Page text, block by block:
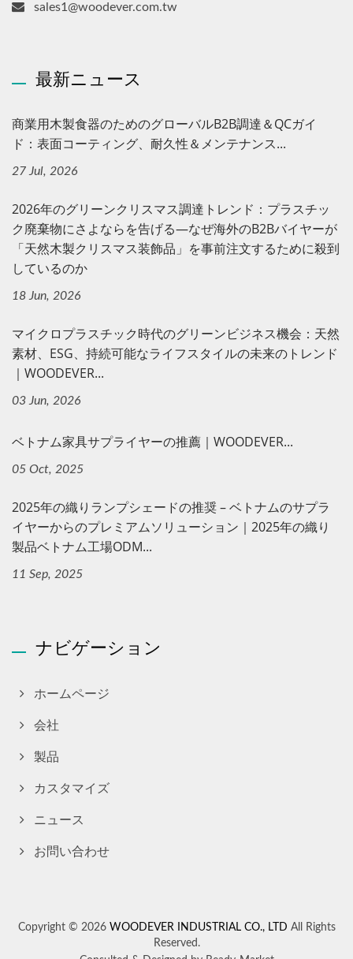
sales1@woodever.com.tw
最新ニュース
商業用木製食器のためのグローバルB2B調達＆QCガイ
ド：表面コーティング、耐久性＆メンテナンス...
27 Jul, 2026
2026年のグリーンクリスマス調達トレンド：プラスチッ
ク廃棄物にさよならを告げる—なぜ海外のB2Bバイヤーが
「天然木製クリスマス装飾品」を事前注文するために殺到
しているのか
18 Jun, 2026
マイクロプラスチック時代のグリーンビジネス機会：天然
素材、ESG、持続可能なライフスタイルの未来のトレンド
｜WOODEVER...
03 Jun, 2026
ベトナム家具サプライヤーの推薦｜WOODEVER...
05 Oct, 2025
2025年の織りランプシェードの推奨 – ベトナムのサプラ
イヤーからのプレミアムソリューション｜2025年の織り
製品ベトナム工場ODM...
11 Sep, 2025
ナビゲーション
ホームページ
会社
製品
カスタマイズ
ニュース
お問い合わせ
Copyright © 2026 WOODEVER INDUSTRIAL CO., LTD All Rights
Reserved.